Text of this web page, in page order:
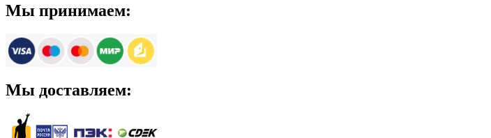
Мы принимаем:
Мы доставляем: